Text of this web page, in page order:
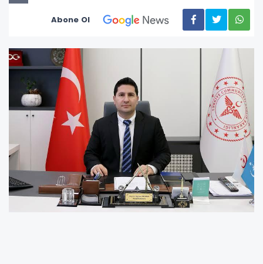
Abone Ol